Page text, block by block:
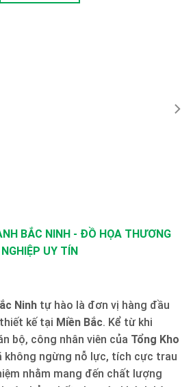
BẮC NINH - ĐỒ HỌA THƯƠNG
NGHIỆP UY TÍN
Ninh tự hào là đơn vị hàng đầu
kế tại Miền Bắc. Kể từ khi
bộ, công nhân viên của Tổng Kho
không ngừng nỗ lực, tích cực trau
nhằm mang đến chất lượng